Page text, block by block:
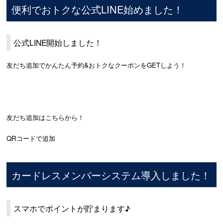
便利でおトクな公式LINE始めました！
公式LINE開始しました！
友だち追加でかんたん予約&おトクなクーポンをGETしよう！
友だち追加はこちらから！
QRコードで追加
カードレスメンバーシステム導入しました！
スマホでポイントが貯まります♪